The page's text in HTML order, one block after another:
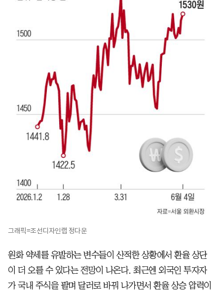
그래픽=조선디자인랩 정다운
원화 약세를 유발하는 변수들이 산적한 상황에서 환율 상단
이 더 오를 수 있다는 전망이 나온다. 최근엔 외국인 투자자
가 국내 주식을 팔며 달러로 바꿔 나가면서 환율 상승 압력이